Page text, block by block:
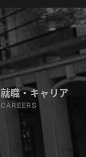
就職・キャリア
CAREERS